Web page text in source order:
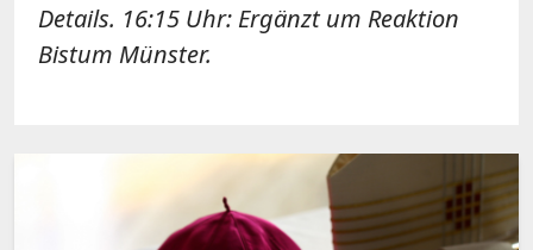
Details. 16:15 Uhr: Ergänzt um Reaktion
Bistum Münster.